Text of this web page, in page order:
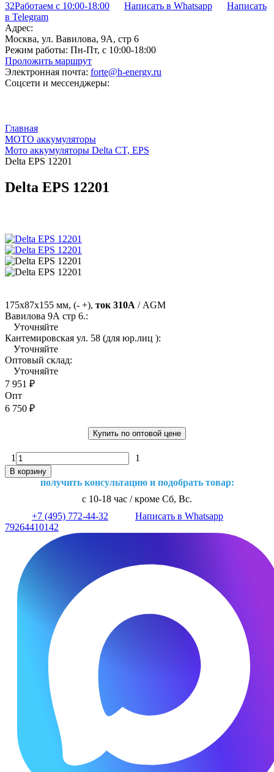
32Работаем с 10:00-18:00 Написать в Whatsapp
Написать
в Telegram
Адрес:
Москва, ул. Вавилова, 9А, стр 6
Режим работы: Пн-Пт, с 10:00-18:00
Проложить маршрут
Электронная почта: forte@h-energy.ru
Соцсети и мессенджеры:
Главная
МОТО аккумуляторы
Мото аккумуляторы Delta CT, EPS
Delta EPS 12201
Delta EPS 12201
175х87х155 мм, (- +), ток 310А / AGM
Вавилова 9А стр 6.:
Уточняйте
Кантемировская ул. 58 (для юр.лиц ):
Уточняйте
Оптовый склад:
Уточняйте
7 951 ₽
Опт
6 750 ₽
Купить по оптовой цене
1 1
В корзину
получить консультацию и подобрать товар:
с 10-18 час / кроме Сб, Вс.
+7 (495) 772-44-32
Написать в Whatsapp
79264410142